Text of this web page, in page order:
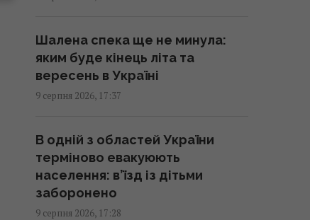
Ескалація повітряної війни
призвела до росту жертв
серед мирного населення
Метеозалежність – це не міф:
лікарка розповіла про вплив
погоди на здоров’я людей
Шалена спека ще не минула:
яким буде кінець літа та
вересень в Україні
9 серпня 2026, 17:37
В одній з областей України
терміново евакуюють
населення: в’їзд із дітьми
заборонено
9 серпня 2026, 17:28